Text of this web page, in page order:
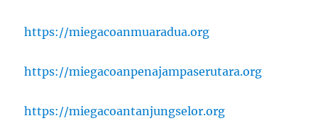
https://miegacoanmuaradua.org
https://miegacoanpenajampaserutara.org
https://miegacoantanjungselor.org